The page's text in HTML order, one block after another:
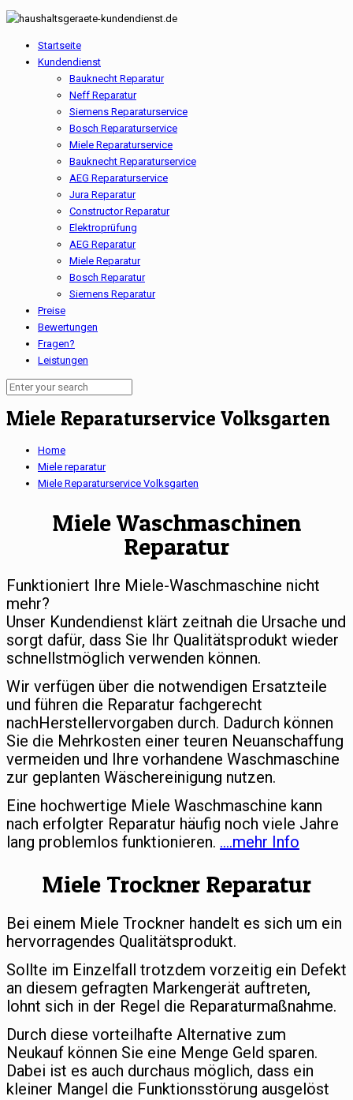
Startseite
Kundendienst
Bauknecht Reparatur
Neff Reparatur
Siemens Reparaturservice
Bosch Reparaturservice
Miele Reparaturservice
Bauknecht Reparaturservice
AEG Reparaturservice
Jura Reparatur
Constructor Reparatur
Elektroprüfung
AEG Reparatur
Miele Reparatur
Bosch Reparatur
Siemens Reparatur
Preise
Bewertungen
Fragen?
Leistungen
Miele Reparaturservice Volksgarten
Home
Miele reparatur
Miele Reparaturservice Volksgarten
Miele Waschmaschinen
Reparatur
Funktioniert Ihre Miele-Waschmaschine nicht
mehr?
Unser Kundendienst klärt zeitnah die Ursache und
sorgt dafür, dass Sie Ihr Qualitätsprodukt wieder
schnellstmöglich verwenden können.
Wir verfügen über die notwendigen Ersatzteile
und führen die Reparatur fachgerecht
nachHerstellervorgaben durch. Dadurch können
Sie die Mehrkosten einer teuren Neuanschaffung
vermeiden und Ihre vorhandene Waschmaschine
zur geplanten Wäschereinigung nutzen.
Eine hochwertige Miele Waschmaschine kann
nach erfolgter Reparatur häufig noch viele Jahre
lang problemlos funktionieren. ….mehr Info
Miele Trockner Reparatur
Bei einem Miele Trockner handelt es sich um ein
hervorragendes Qualitätsprodukt.
Sollte im Einzelfall trotzdem vorzeitig ein Defekt
an diesem gefragten Markengerät auftreten,
lohnt sich in der Regel die Reparaturmaßnahme.
Durch diese vorteilhafte Alternative zum
Neukauf können Sie eine Menge Geld sparen.
Dabei ist es auch durchaus möglich, dass ein
kleiner Mangel die Funktionsstörung ausgelöst